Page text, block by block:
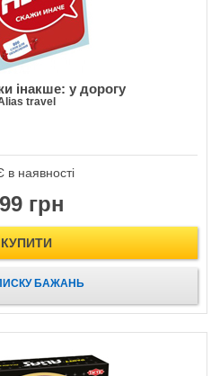
інакше: у дорогу
travel
в наявності
грн
КУПИТИ
БАЖАНЬ